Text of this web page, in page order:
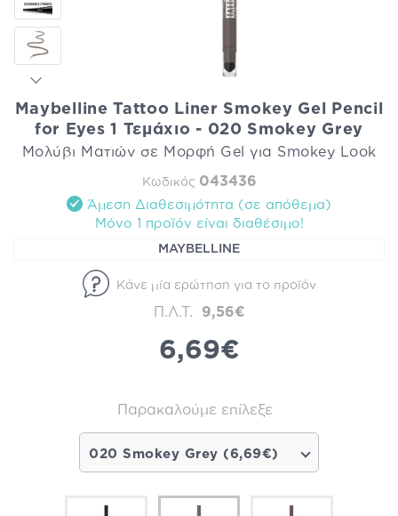
Maybelline Tattoo Liner Smokey Gel Pencil
for Eyes 1 Τεμάχιο - 020 Smokey Grey
Μολύβι Ματιών σε Μορφή Gel για Smokey Look
Κωδικός 043436
Άμεση Διαθεσιμότητα (σε απόθεμα)
Mόνο 1 προϊόν είναι διαθέσιμo!
MAYBELLINE
Κάνε μία ερώτηση για το προϊόν
Π.Λ.Τ. 9,56€
6,69€
Παρακαλούμε επίλεξε
020 Smokey Grey (6,69€)